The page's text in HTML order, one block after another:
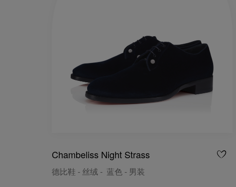
Chambeliss Night Strass
德比鞋 - 丝绒 - 蓝色 - 男装